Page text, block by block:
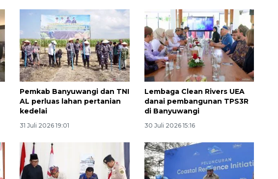
Pemkab Banyuwangi dan TNI
AL perluas lahan pertanian
kedelai
31 Juli 2026 19:01
Lembaga Clean Rivers UEA
danai pembangunan TPS3R
di Banyuwangi
30 Juli 2026 15:16